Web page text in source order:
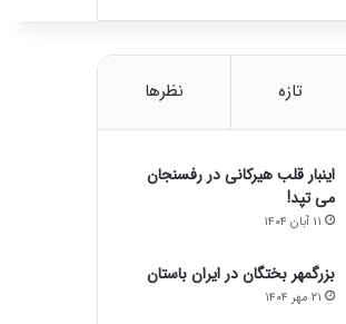
تازه نظرها
اینبار قلب هیرکانی در رفسنجان
می تپد!
۱۱ آبان ۱۴۰۴
بزرگمهر بختگان در ایران باستان
۲۱ مهر ۱۴۰۴